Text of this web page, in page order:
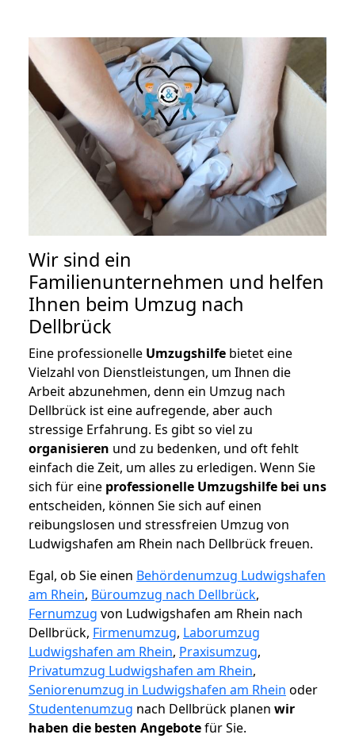
Wir sind ein
Familienunternehmen und helfen
Ihnen beim Umzug nach
Dellbrück
Eine professionelle Umzugshilfe bietet eine
Vielzahl von Dienstleistungen, um Ihnen die
Arbeit abzunehmen, denn ein Umzug nach
Dellbrück ist eine aufregende, aber auch
stressige Erfahrung. Es gibt so viel zu
organisieren und zu bedenken, und oft fehlt
einfach die Zeit, um alles zu erledigen. Wenn Sie
sich für eine professionelle Umzugshilfe bei uns
entscheiden, können Sie sich auf einen
reibungslosen und stressfreien Umzug von
Ludwigshafen am Rhein nach Dellbrück freuen.
Egal, ob Sie einen Behördenumzug Ludwigshafen
am Rhein, Büroumzug nach Dellbrück,
Fernumzug von Ludwigshafen am Rhein nach
Dellbrück, Firmenumzug, Laborumzug
Ludwigshafen am Rhein, Praxisumzug,
Privatumzug Ludwigshafen am Rhein,
Seniorenumzug in Ludwigshafen am Rhein oder
Studentenumzug nach Dellbrück planen wir
haben die besten Angebotefür Sie.